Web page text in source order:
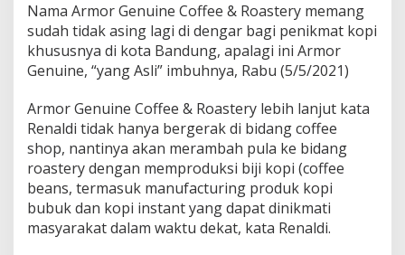
Nama Armor Genuine Coffee & Roastery memang
sudah tidak asing lagi di dengar bagi penikmat kopi
khususnya di kota Bandung, apalagi ini Armor
Genuine, “yang Asli” imbuhnya, Rabu (5/5/2021)
Armor Genuine Coffee & Roastery lebih lanjut kata
Renaldi tidak hanya bergerak di bidang coffee
shop, nantinya akan merambah pula ke bidang
roastery dengan memproduksi biji kopi (coffee
beans, termasuk manufacturing produk kopi
bubuk dan kopi instant yang dapat dinikmati
masyarakat dalam waktu dekat, kata Renaldi.